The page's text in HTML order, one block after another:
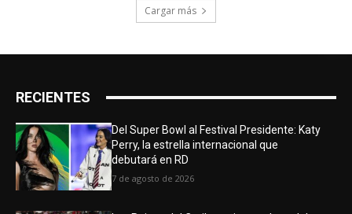
Cargar más
RECIENTES
Del Super Bowl al Festival Presidente: Katy
Perry, la estrella internacional que
debutará en RD
7 de agosto de 2026